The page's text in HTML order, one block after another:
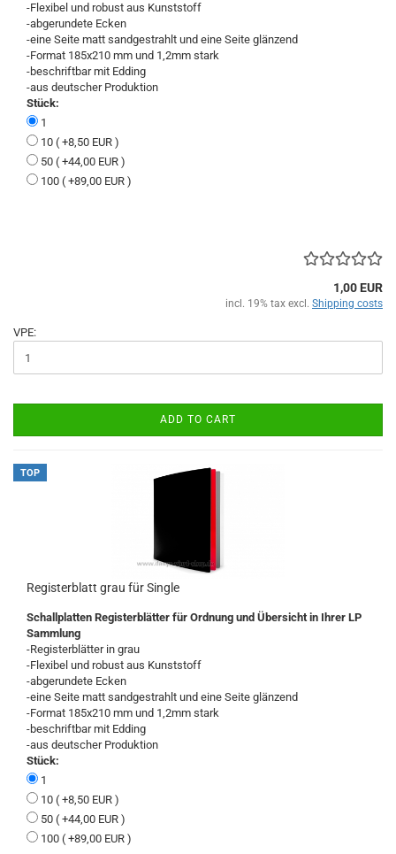
-Flexibel und robust aus Kunststoff
-abgerundete Ecken
-eine Seite matt sandgestrahlt und eine Seite glänzend
-Format 185x210 mm und 1,2mm stark
-beschriftbar mit Edding
-aus deutscher Produktion
Stück:
1
10 ( +8,50 EUR )
50 ( +44,00 EUR )
100 ( +89,00 EUR )
1,00 EUR
incl. 19% tax excl. Shipping costs
VPE:
ADD TO CART
TOP
Registerblatt grau für Single
Schallplatten Registerblätter für Ordnung und Übersicht in Ihrer LP
Sammlung
-Registerblätter in grau
-Flexibel und robust aus Kunststoff
-abgerundete Ecken
-eine Seite matt sandgestrahlt und eine Seite glänzend
-Format 185x210 mm und 1,2mm stark
-beschriftbar mit Edding
-aus deutscher Produktion
Stück:
1
10 ( +8,50 EUR )
50 ( +44,00 EUR )
100 ( +89,00 EUR )